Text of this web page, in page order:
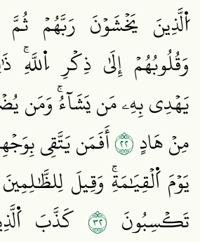
اُ۬لَّذِينَ يَخۡشَوۡنَ رَبَّهُمۡ
وَقُلُوبُهُمۡ إِلَىٰ ذِكۡرِ
يَهۡدِي بِهِۦ مَن يَشَآءُۚ وَمَن
مِنۡ هَادٍ٢٢أَفَمَن يَتَّقِي
يَوۡمَ اَ۬لۡقِيَٰمَةِۚ وَقِيلَ
تَكۡسِبُونَ ٢٣ كَذَّبَ